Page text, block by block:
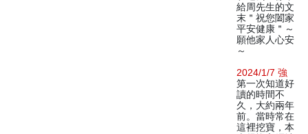
給周先生的文
末＂祝您闔家
平安健康＂～
願他家人心安
～
2024/1/7 強
第一次知道好
讀的時間不
久，大約兩年
前。當時常在
這裡挖寶，本